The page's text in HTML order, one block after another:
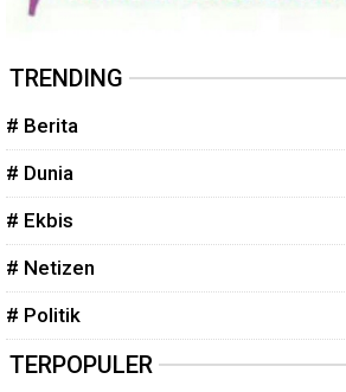
TRENDING
# Berita
# Dunia
# Ekbis
# Netizen
# Politik
TERPOPULER